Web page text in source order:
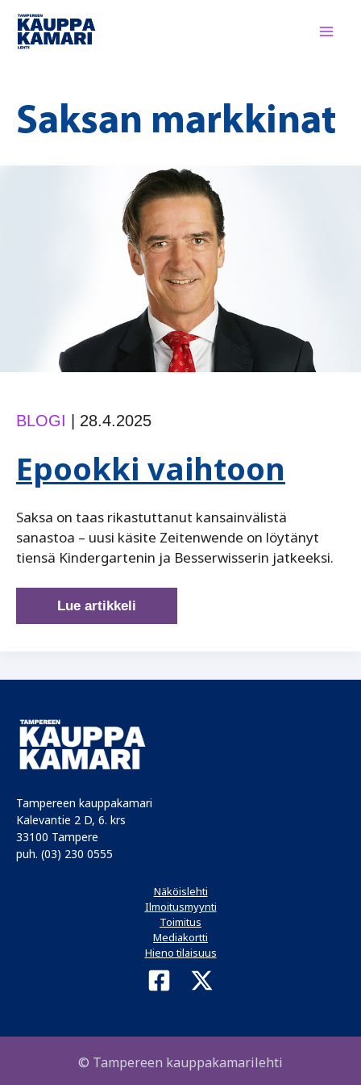
Siirry
sisältöön
Saksan markkinat
BLOGI 28.4.2025
Epookki vaihtoon
Saksa on taas rikastuttanut kansainvälistä
sanastoa – ­uusi käsite Zeitenwende on löytänyt
tiensä Kindergartenin ja Besserwisserin jatkeeksi.
Epookki
vaihtoon
Lue artikkeli
Tampereen kauppakamari
Kalevantie 2 D, 6. krs
33100 Tampere
puh. (03) 230 0555
Näköislehti
Ilmoitusmyynti
Toimitus
Mediakortti
Hieno tilaisuus
© Tampereen kauppakamarilehti